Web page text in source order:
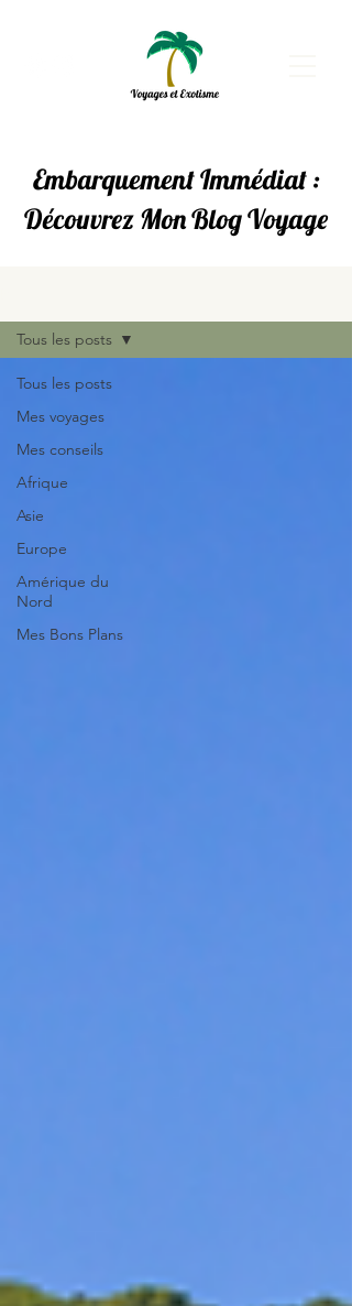
Embarquement Immédiat :
Découvrez Mon Blog Voyage
Tous les posts
Mes voyages
Mes conseils
Afrique
Asie
Europe
Amérique du
Nord
Mes Bons Plans
Tous les posts